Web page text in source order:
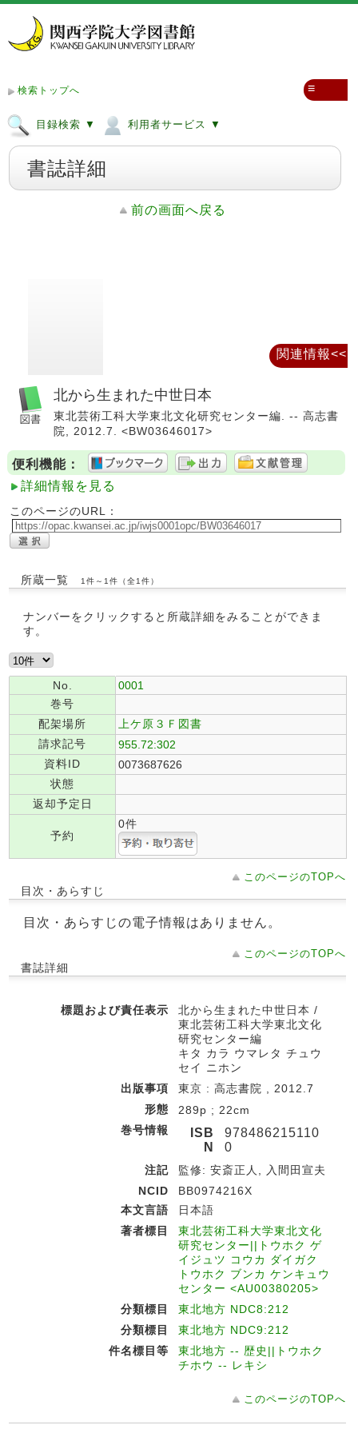
検索トップへ
目録検索 ▼ 利用者サービス ▼
≡
書誌詳細
前の画面へ戻る
北から生まれた中世日本
東北芸術工科大学東北文化研究センター編. -- 高志書
院, 2012.7. <BW03646017>
便利機能：
詳細情報を見る
このページのURL：
所蔵一覧 1件～1件（全1件）
ナンバーをクリックすると所蔵詳細をみることができま
す。
No.
0001
巻号
配架場所
上ケ原３Ｆ図書
請求記号
955.72:302
資料ID
0073687626
状態
返却予定日
予約
0件
このページのTOPへ
目次・あらすじ
目次・あらすじの電子情報はありません。
このページのTOPへ
書誌詳細
標題および責任表示
北から生まれた中世日本 /
東北芸術工科大学東北文化
研究センター編
キタ カラ ウマレタ チュウ
セイ ニホン
出版事項
東京 : 高志書院 , 2012.7
形態
289p ; 22cm
巻号情報
ISB
N
978486215110
0
注記
監修: 安斎正人, 入間田宣夫
NCID
BB0974216X
本文言語
日本語
著者標目
東北芸術工科大学東北文化
研究センター||トウホク ゲ
イジュツ コウカ ダイガク
トウホク ブンカ ケンキュウ
センター <AU00380205>
分類標目
東北地方 NDC8:212
分類標目
東北地方 NDC9:212
件名標目等
東北地方 -- 歴史||トウホク
チホウ -- レキシ
このページのTOPへ
関連情報<<